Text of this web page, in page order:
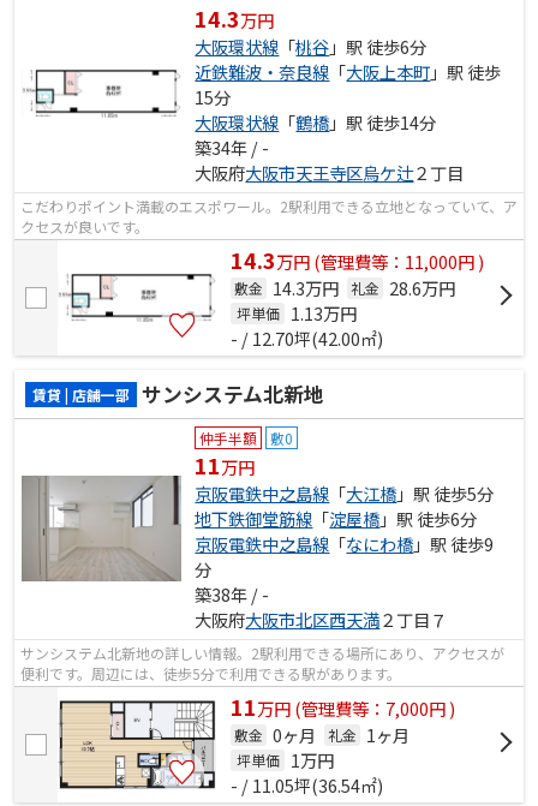
14.3万円
大阪環状線 「桃谷」駅 徒歩6分
近鉄難波・奈良線 「大阪上本町」駅 徒歩
15分
大阪環状線 「鶴橋」駅 徒歩14分
築34年 / -
大阪府大阪市天王寺区烏ケ辻２丁目
こだわりポイント満載のエスポワール。2駅利用できる立地となっていて、ア
クセスが良いです。
14.3万円(管理費等：11,000円 )
敷金 14.3万円 礼金 28.6万円
坪単価 1.13万円
- / 12.70坪(42.00㎡)
賃貸 | 店舗一部 サンシステム北新地
仲手半額 敷0
11万円
京阪電鉄中之島線 「大江橋」駅 徒歩5分
地下鉄御堂筋線 「淀屋橋」駅 徒歩6分
京阪電鉄中之島線 「なにわ橋」駅 徒歩9
分
築38年 / -
大阪府大阪市北区西天満２丁目７
サンシステム北新地の詳しい情報。2駅利用できる場所にあり、アクセスが
便利です。周辺には、徒歩5分で利用できる駅があります。
11万円(管理費等：7,000円 )
敷金 0ヶ月 礼金 1ヶ月
坪単価 1万円
- / 11.05坪(36.54㎡)